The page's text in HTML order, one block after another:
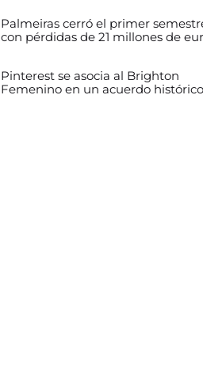
Palmeiras cerró el primer
con pérdidas de 21 millones de
Pinterest se asocia al Brighton
Femenino en un acuerdo histórico